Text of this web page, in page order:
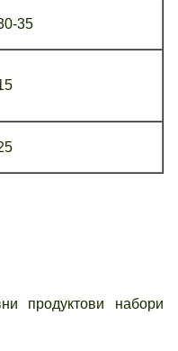
35
продуктови набори